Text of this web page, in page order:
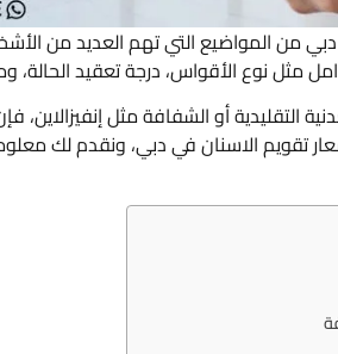
دبي من المواضيع التي تهم العديد من
مثل نوع الأقواس، درجة تعقيد الحالة،
التقليدية أو الشفافة مثل
تقويم الاسنان في دبي، ونقدم لك